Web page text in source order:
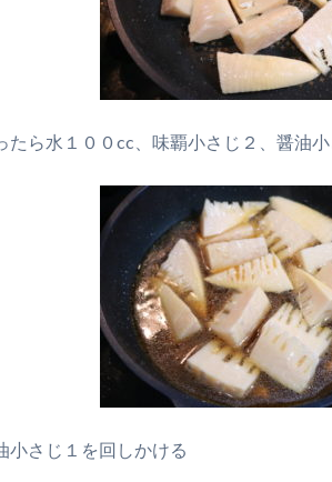
たら水１００ cc 、味覇小さじ２、醤油
小さじ１を回しかける